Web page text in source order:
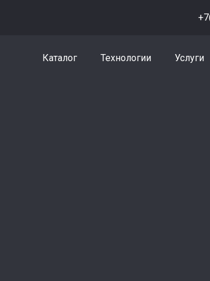
Каталог Технологии Услуги